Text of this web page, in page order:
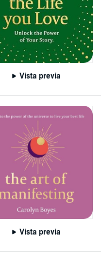
Vista previa
Vista previa